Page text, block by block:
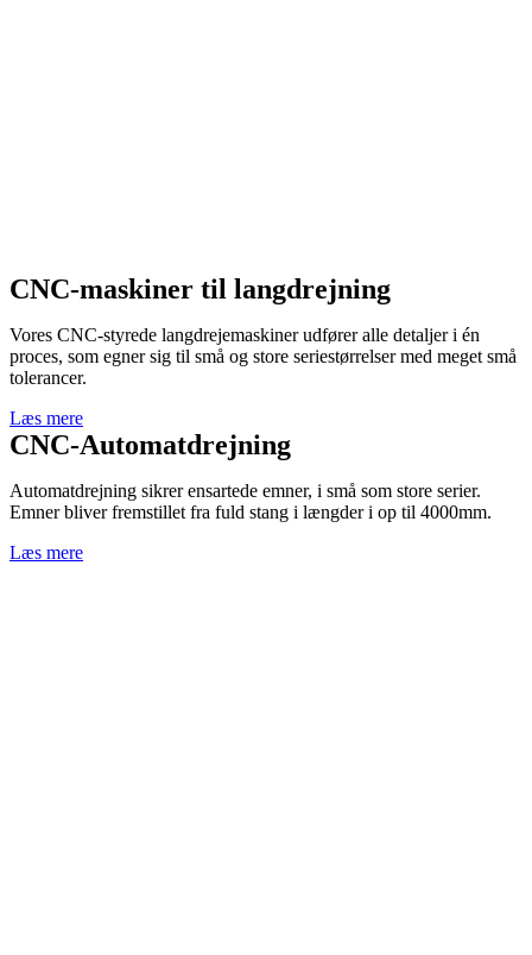
CNC-maskiner til langdrejning
Vores CNC-styrede langdrejemaskiner udfører alle detaljer i én
proces, som egner sig til små og store seriestørrelser med meget små
tolerancer.
Læs mere
CNC-Automatdrejning
Automatdrejning sikrer ensartede emner, i små som store serier.
Emner bliver fremstillet fra fuld stang i længder i op til 4000mm.
Læs mere